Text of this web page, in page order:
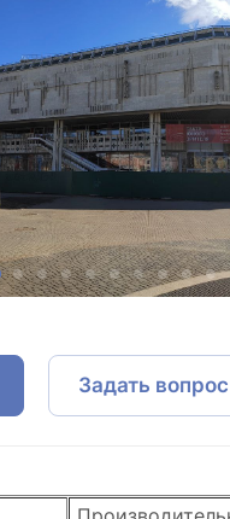
Задать вопрос